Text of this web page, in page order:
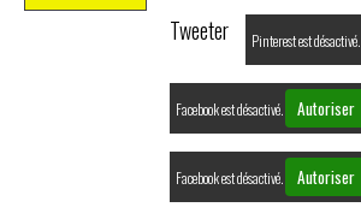
Tweeter Pinterest est désactivé.
Facebook est désactivé. Autoriser
Facebook est désactivé. Autoriser